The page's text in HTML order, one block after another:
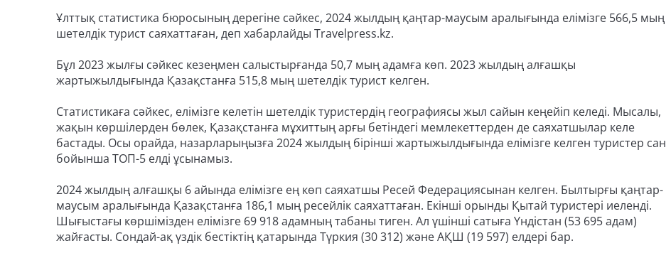
Ұлттық статистика бюросының дерегіне сәйкес, 2024 жылдың қаңтар-маусым аралығында елімізге 566,5 мың
шетелдік турист саяхаттаған, деп хабарлайды Travelpress.kz.
Бұл 2023 жылғы сәйкес кезеңмен салыстырғанда 50,7 мың адамға көп. 2023 жылдың алғашқы
жартыжылдығында Қазақстанға 515,8 мың шетелдік турист келген.
Статистикаға сәйкес, елімізге келетін шетелдік туристердің географиясы жыл сайын кеңейіп келеді. Мысалы,
жақын көршілерден бөлек, Қазақстанға мұхиттың арғы бетіндегі мемлекеттерден де саяхатшылар келе
бастады. Осы орайда, назарларыңызға 2024 жылдың бірінші жартыжылдығында елімізге келген туристер
бойынша ТОП-5 елді ұсынамыз.
2024 жылдың алғашқы 6 айында елімізге ең көп саяхатшы Ресей Федерациясынан келген. Былтырғы қаңтар-
маусым аралығында Қазақстанға 186,1 мың ресейлік саяхаттаған. Екінші орынды Қытай туристері иеленді.
Шығыстағы көршімізден елімізге 69 918 адамның табаны тиген. Ал үшінші сатыға Үндістан (53 695 адам)
жайғасты. Сондай-ақ үздік бестіктің қатарында Түркия (30 312) және АҚШ (19 597) елдері бар.